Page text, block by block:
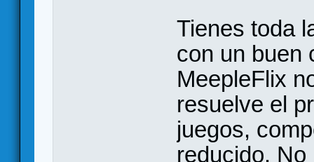
Tienes toda
con un buen
MeepleFlix
resuelve el
juegos,
reducido.